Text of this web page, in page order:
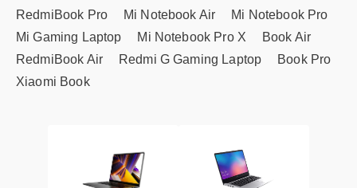
RedmiBook Pro
Mi Notebook Air
Mi Notebook Pro
Mi Gaming Laptop
Mi Notebook Pro X
Book Air
RedmiBook Air
Redmi G Gaming Laptop
Book Pro
Xiaomi Book